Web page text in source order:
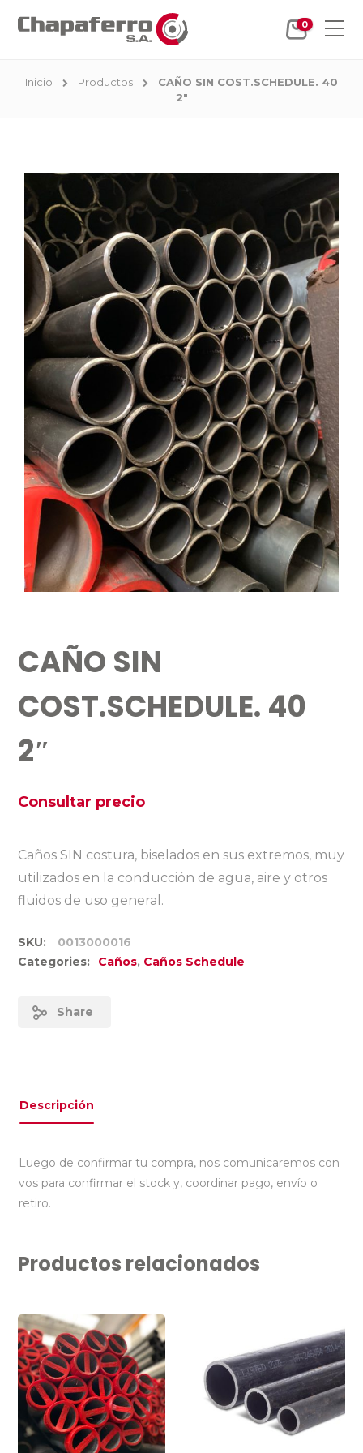
0
Inicio Productos
CAÑO SIN COST.SCHEDULE. 40
2"
CAÑO SIN
COST.SCHEDULE. 40
2″
Consultar precio
Caños SIN costura, biselados en sus extremos, muy
utilizados en la conducción de agua, aire y otros
fluidos de uso general.
SKU:
0013000016
Categories:
Caños, Caños Schedule
Share
Descripción
Luego de confirmar tu compra, nos comunicaremos con
vos para confirmar el stock y, coordinar pago, envío o
retiro.
Productos relacionados